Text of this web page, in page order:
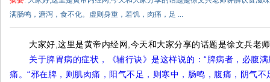
满肠鸣，溏泻，食不化。虚则身重，若饥，肉痛，足 ...
大家好,这里是黄帝内经网,今天和大家分享的话题是徐文兵老
关于脾胃病的症状，《辅行诀》是这样说的：“脾病者，必腹
痛。“邪在脾，则肌肉痛，阳气不足，则寒中，肠鸣，腹痛，阴气不